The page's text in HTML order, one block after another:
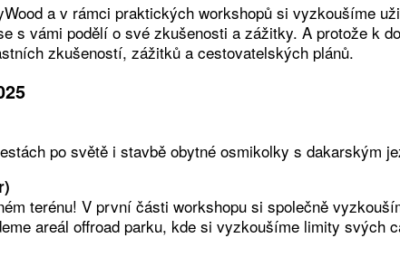
a v rámci praktických workshopů si vyzkoušíme
s vámi podělí o své zkušenosti a zážitky. A protože k
zkušeností, zážitků a cestovatelských plánů.
po světě i stavbě obytné osmikolky s dakarským
terénu! V první části workshopu si společně
areál offroad parku, kde si vyzkoušíme limity svých